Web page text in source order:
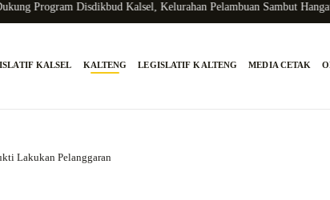
Program Disdikbud Kalsel, Kelurahan Pelambuan Sambut Hangat
KALSEL KALTENG LEGISLATIF KALTENG MEDIA CETAK
Lakukan Pelanggaran